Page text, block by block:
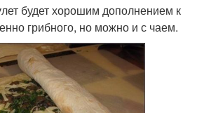
будет хорошим дополнением к
грибного, но можно и с чаем.